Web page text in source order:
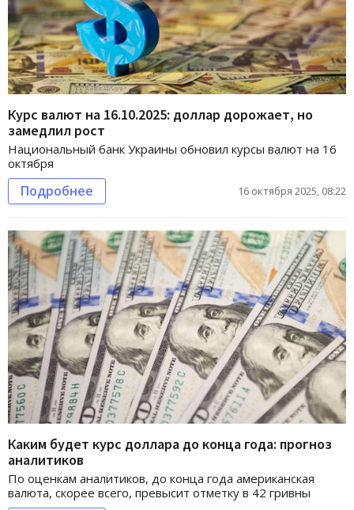
Курс валют на 16.10.2025: доллар дорожает, но
замедлил рост
Национальный банк Украины обновил курсы валют на 16
октября
Подробнее 16 октября 2025, 08:22
Каким будет курс доллара до конца года: прогноз
аналитиков
По оценкам аналитиков, до конца года американская
валюта, скорее всего, превысит отметку в 42 гривны